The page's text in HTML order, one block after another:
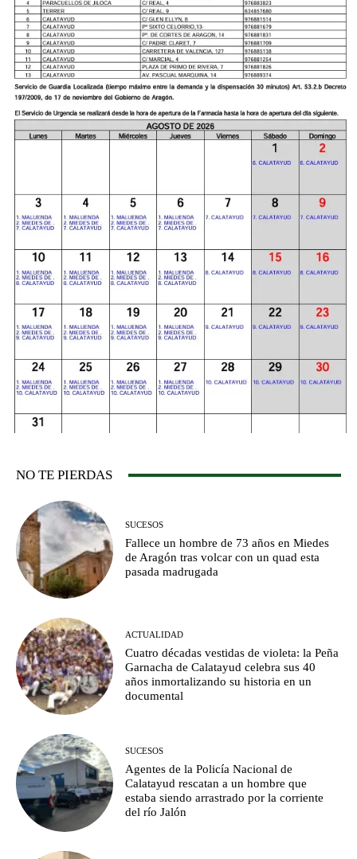
NO TE PIERDAS
SUCESOS
Fallece un hombre de 73 años en Miedes
de Aragón tras volcar con un quad esta
pasada madrugada
ACTUALIDAD
Cuatro décadas vestidas de violeta: la Peña
Garnacha de Calatayud celebra sus 40
años inmortalizando su historia en un
documental
SUCESOS
Agentes de la Policía Nacional de
Calatayud rescatan a un hombre que
estaba siendo arrastrado por la corriente
del río Jalón